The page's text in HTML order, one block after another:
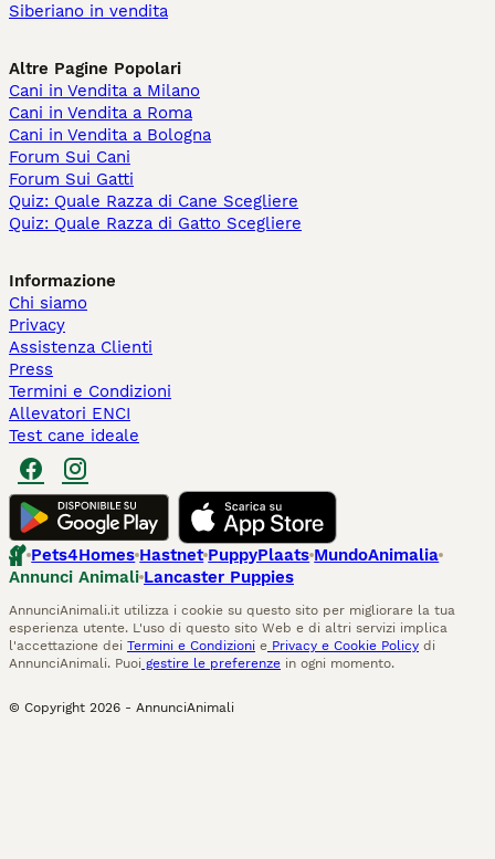
Siberiano in vendita
Altre Pagine Popolari
Cani in Vendita a Milano
Cani in Vendita a Roma
Cani in Vendita a Bologna
Forum Sui Cani
Forum Sui Gatti
Quiz: Quale Razza di Cane Scegliere
Quiz: Quale Razza di Gatto Scegliere
Informazione
Chi siamo
Privacy
Assistenza Clienti
Press
Termini e Condizioni
Allevatori ENCI
Test cane ideale
Pets4Homes Hastnet PuppyPlaats MundoAnimalia
Annunci Animali Lancaster Puppies
AnnunciAnimali.it utilizza i cookie su questo sito per migliorare la tua
esperienza utente. L'uso di questo sito Web e di altri servizi implica
l'accettazione dei Termini e Condizioni e Privacy e Cookie Policy di
AnnunciAnimali. Puoi gestire le preferenze in ogni momento.
© Copyright 2026 - AnnunciAnimali